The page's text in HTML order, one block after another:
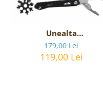
Unealta
Multifunctionala de
supravietuire 17-in-1,
model Black Axe Multi-
179,00 Lei
119,00 Lei